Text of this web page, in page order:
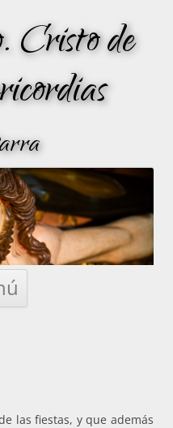
Cristo de
Saltar
las fiestas, y que además